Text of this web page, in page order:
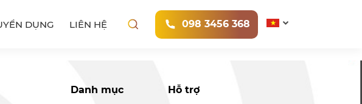
DỤNG LIÊN HỆ 098 3456 368
Danh mục Hỗ trợ